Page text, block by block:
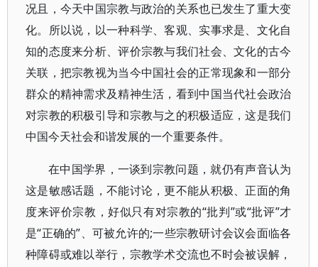
况且，今天中国宗教与政治的关系也已发生了重大变
化。所以说，以一种科学、客观、实事求是、文化自
知的态度来分析、评价宗教与我们社会、文化的古今
关联，把宗教视为当今中国社会的正常现象和一部分
群众的精神需求及精神生活，看到中国当代社会政治
对宗教的积极引导和宗教与之的积极适应，这是我们
中国今天社会和谐发展的一个重要条件。
在中国学界，一谈到宗教问题，就仍有声音认为
这是敏感话题，不能讨论，更不能从积极、正面的角
度来评价宗教，好似只有对宗教的“批判”或“批评”才
是“正确的”、可被允许的;一些宗教研讨会议会面临各
种障碍或难以举行，宗教学术交流也不时会被误解，